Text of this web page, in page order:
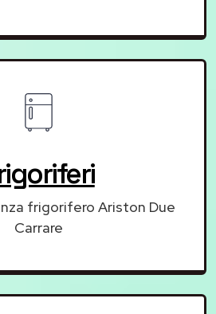
frigorifero Ariston Due
Carrare